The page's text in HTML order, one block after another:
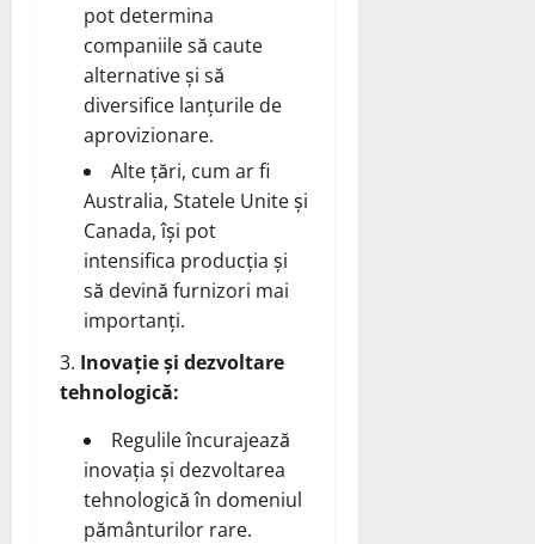
pot determina
companiile să caute
alternative și să
diversifice lanțurile de
aprovizionare.
Alte țări, cum ar fi
Australia, Statele Unite și
Canada, își pot
intensifica producția și
să devină furnizori mai
importanți.
Inovație și dezvoltare
tehnologică:
Regulile încurajează
inovația și dezvoltarea
tehnologică în domeniul
pământurilor rare.